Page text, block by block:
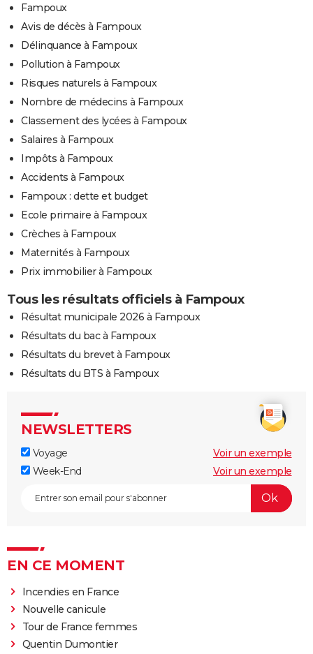
Fampoux
Avis de décès à Fampoux
Délinquance à Fampoux
Pollution à Fampoux
Risques naturels à Fampoux
Nombre de médecins à Fampoux
Classement des lycées à Fampoux
Salaires à Fampoux
Impôts à Fampoux
Accidents à Fampoux
Fampoux : dette et budget
Ecole primaire à Fampoux
Crèches à Fampoux
Maternités à Fampoux
Prix immobilier à Fampoux
Tous les résultats officiels à Fampoux
Résultat municipale 2026 à Fampoux
Résultats du bac à Fampoux
Résultats du brevet à Fampoux
Résultats du BTS à Fampoux
NEWSLETTERS
Voyage
Voir un exemple
Week-End
Voir un exemple
EN CE MOMENT
Incendies en France
Nouvelle canicule
Tour de France femmes
Quentin Dumontier